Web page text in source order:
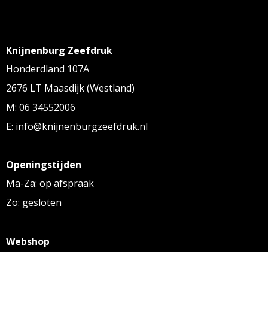
Knijnenburg Zeefdruk
Honderdland 107A
2676 LT Maasdijk (Westland)
M: 06 34552006
E: info@knijnenburgzeefdruk.nl
Openingstijden
Ma-Za: op afspraak
Zo: gesloten
Webshop